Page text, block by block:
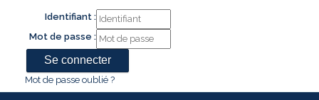
Identifiant :
Mot de passe :
Mot de passe oublié ?